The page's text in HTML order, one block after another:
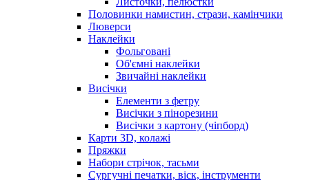
Половинки намистин, стрази, камінчики
Люверси
Наклейки
Фольговані
Об'ємні наклейки
Звичайні наклейки
Висічки
Елементи з фетру
Висічки з пінорезини
Висічки з картону (чіпборд)
Карти 3D, колажі
Пряжки
Набори стрічок, тасьми
Сургучні печатки, віск, інструменти